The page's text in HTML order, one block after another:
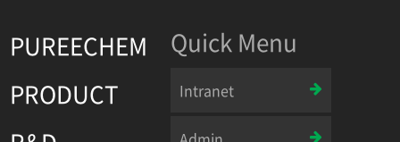
PUREECHEM
PRODUCT
Quick Menu
Intranet